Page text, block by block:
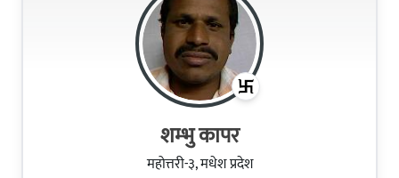
शम्भु कापर
महोत्तरी-३, मधेश प्रदेश